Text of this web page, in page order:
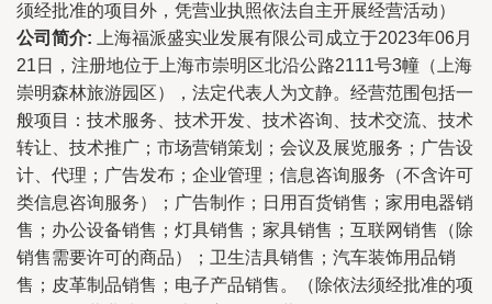
须经批准的项目外，凭营业执照依法自主开展经营活动）
公司简介: 上海福派盛实业发展有限公司成立于2023年06月
21日，注册地位于上海市崇明区北沿公路2111号3幢（上海
崇明森林旅游园区），法定代表人为文静。经营范围包括一
般项目：技术服务、技术开发、技术咨询、技术交流、技术
转让、技术推广；市场营销策划；会议及展览服务；广告设
计、代理；广告发布；企业管理；信息咨询服务（不含许可
类信息咨询服务）；广告制作；日用百货销售；家用电器销
售；办公设备销售；灯具销售；家具销售；互联网销售（除
销售需要许可的商品）；卫生洁具销售；汽车装饰用品销
售；皮革制品销售；电子产品销售。（除依法须经批准的项